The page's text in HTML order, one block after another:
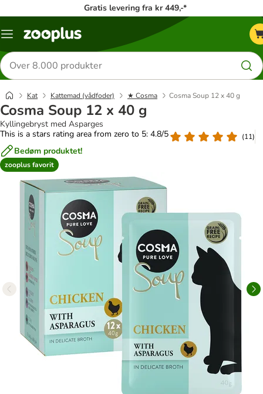
Gratis levering fra kr 449,-*
Menu
Søg
efter
produkter
Kat Kattemad (vådfoder) ★ Cosma Cosma Soup 12 x 40 g
Cosma Soup 12 x 40 g
Kyllingebryst med Asparges
This is a stars rating area from zero to 5: 4.8/5
(11)
Bedøm produktet!
zooplus favorit